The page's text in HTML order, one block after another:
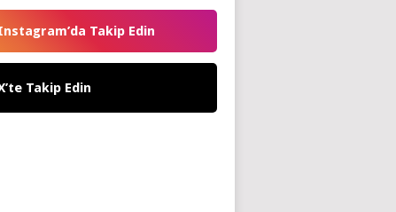
Takip Edin
Takip Edin